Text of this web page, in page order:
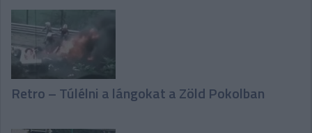
Retro – Túlélni a lángokat a Zöld Pokolban